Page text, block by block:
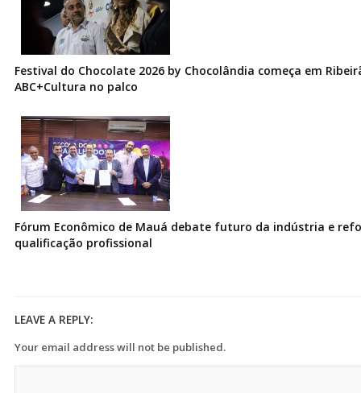
Festival do Chocolate 2026 by Chocolândia começa em
ABC+Cultura no palco
Fórum Econômico de Mauá debate futuro da indústria e
qualificação profissional
LEAVE A REPLY:
Your email address will not be published.